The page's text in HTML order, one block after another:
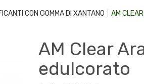
CON GOMMA DI XANTANO AM
AM Clear
edulcorato